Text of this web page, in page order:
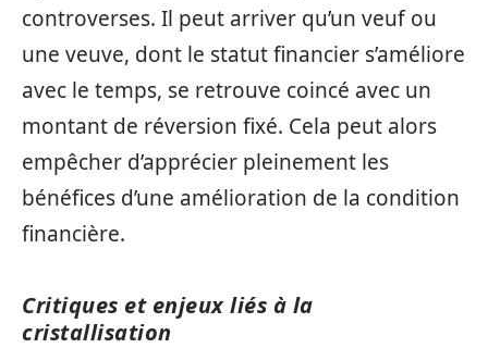
controverses. Il peut arriver qu’un veuf ou
une veuve, dont le statut financier s’améliore
avec le temps, se retrouve coincé avec un
montant de réversion fixé. Cela peut alors
empêcher d’apprécier pleinement les
bénéfices d’une amélioration de la condition
financière.
Critiques et enjeux liés à la
cristallisation